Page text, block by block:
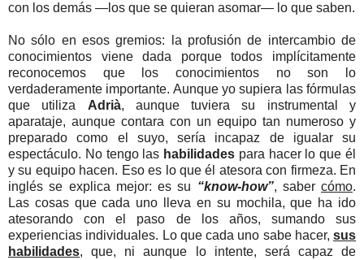
con los demás —los que se quieran asomar— lo que saben.
No sólo en esos gremios: la profusión de intercambio de
conocimientos viene dada porque todos implícitamente
reconocemos que los conocimientos no son lo
verdaderamente importante. Aunque yo supiera las fórmulas
que utiliza Adrià, aunque tuviera su instrumental y
aparataje, aunque contara con un equipo tan numeroso y
preparado como el suyo, sería incapaz de igualar su
espectáculo. No tengo las habilidades para hacer lo que él
y su equipo hacen. Eso es lo que él atesora con firmeza. En
inglés se explica mejor: es su “know-how”, saber cómo.
Las cosas que cada uno lleva en su mochila, que ha ido
atesorando con el paso de los años, sumando sus
experiencias individuales. Lo que cada uno sabe hacer, sus
habilidades, que, ni aunque lo intente, será capaz de